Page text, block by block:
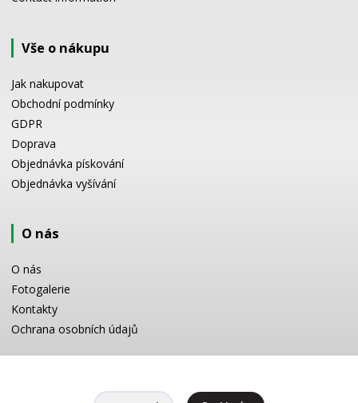
Vše o nákupu
Jak nakupovat
Obchodní podmínky
GDPR
Doprava
Objednávka pískování
Objednávka vyšívání
O nás
O nás
Fotogalerie
Kontakty
Ochrana osobních údajů